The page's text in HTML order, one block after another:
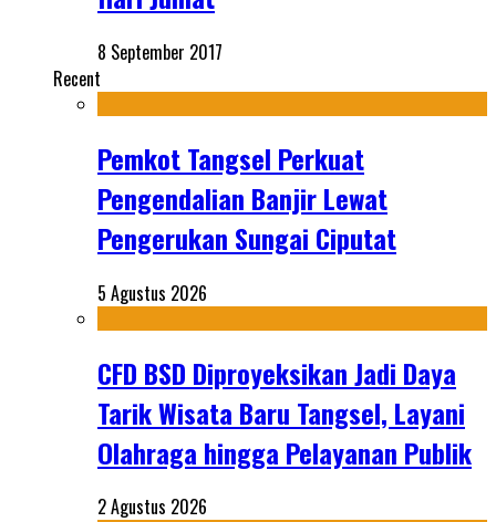
8 September 2017
Recent
Pemkot Tangsel Perkuat
Pengendalian Banjir Lewat
Pengerukan Sungai Ciputat
5 Agustus 2026
CFD BSD Diproyeksikan Jadi Daya
Tarik Wisata Baru Tangsel, Layani
Olahraga hingga Pelayanan Publik
2 Agustus 2026